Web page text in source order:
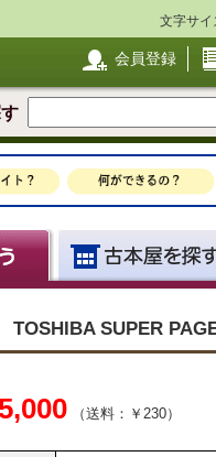
文字サイ
会員登録
SUPER
（送料：￥230）